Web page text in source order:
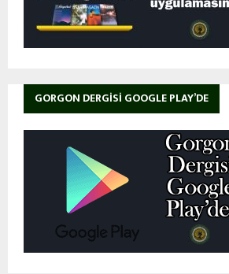
GORGON DERGISI GOOGLE PLAY’DE